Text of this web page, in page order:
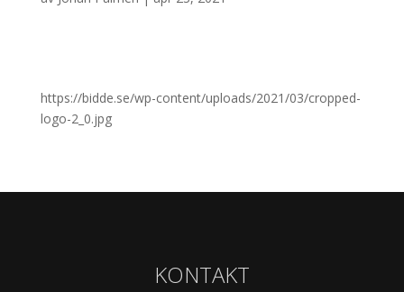
https://bidde.se/wp-content/uploads/2021/03/cropped-
logo-2_0.jpg
KONTAKT